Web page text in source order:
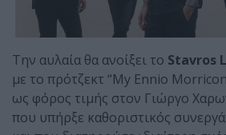
Την αυλαία θα ανοίξει το Stavros
με το πρότζεκτ “My Ennio
ως φόρος τιμής στον Γιώργο
που υπήρξε καθοριστικός